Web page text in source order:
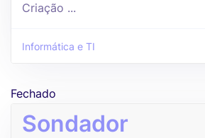
Criação ...
Informática e TI
Fechado
Sondador